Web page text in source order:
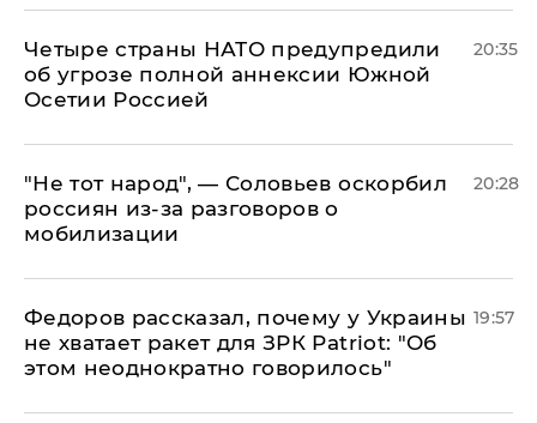
Четыре страны НАТО предупредили
об угрозе полной аннексии Южной
Осетии Россией
20:35
​"Не тот народ", — Соловьев оскорбил
россиян из-за разговоров о
мобилизации
20:28
Федоров рассказал, почему у Украины
не хватает ракет для ЗРК Patriot: "Об
этом неоднократно говорилось"
19:57